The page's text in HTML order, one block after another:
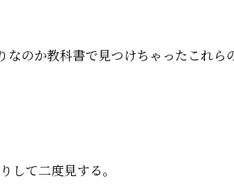
なのか教科書で見つけちゃったこれら
て二度見する。